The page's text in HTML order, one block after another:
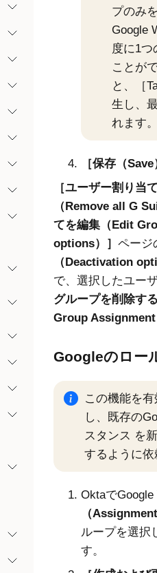
プのみ
Google
度に1つ
ことが
と、［
生し、
れます。
保存（Save
ユーザー割り当
（Remove all G
てを編集（Edit
options）
ページ
（Deactivation
で、選択したユー
グループを削除す
Group Assignment
Googleのロー
この機能を有
し、既存の
スタンス を
するように依
Oktaで
（
ループを選択
す。